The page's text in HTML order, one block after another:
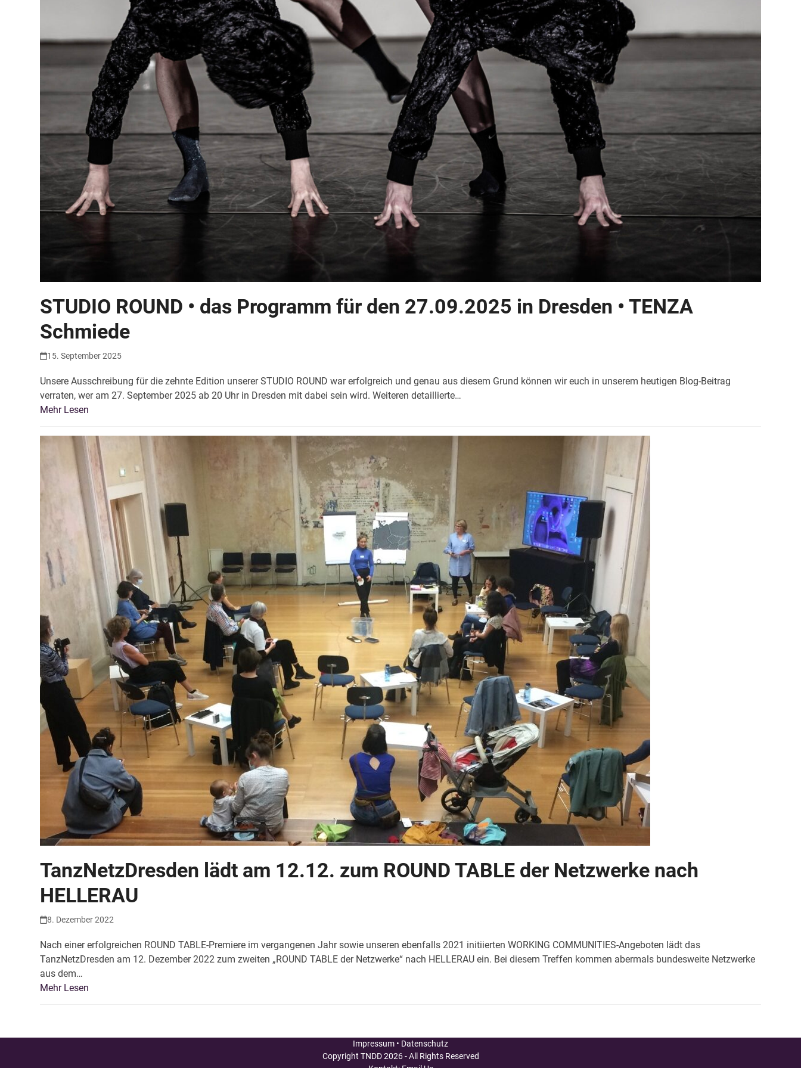
STUDIO ROUND • das Programm für den 27.09.2025 in Dresden • TENZA
Schmiede
15. September 2025
Unsere Ausschreibung für die zehnte Edition unserer STUDIO ROUND war erfolgreich und genau aus diesem Grund können wir euch in unserem heutigen Blog-Beitrag
verraten, wer am 27. September 2025 ab 20 Uhr in Dresden mit dabei sein wird. Weiteren detaillierte…
Mehr Lesen
TanzNetzDresden lädt am 12.12. zum ROUND TABLE der Netzwerke nach
HELLERAU
8. Dezember 2022
Nach einer erfolgreichen ROUND TABLE-Premiere im vergangenen Jahr sowie unseren ebenfalls 2021 initiierten WORKING COMMUNITIES-Angeboten lädt das
TanzNetzDresden am 12. Dezember 2022 zum zweiten „ROUND TABLE der Netzwerke“ nach HELLERAU ein. Bei diesem Treffen kommen abermals bundesweite Netzwerke
aus dem…
Mehr Lesen
Impressum • Datenschutz
Copyright TNDD2026 - All Rights Reserved